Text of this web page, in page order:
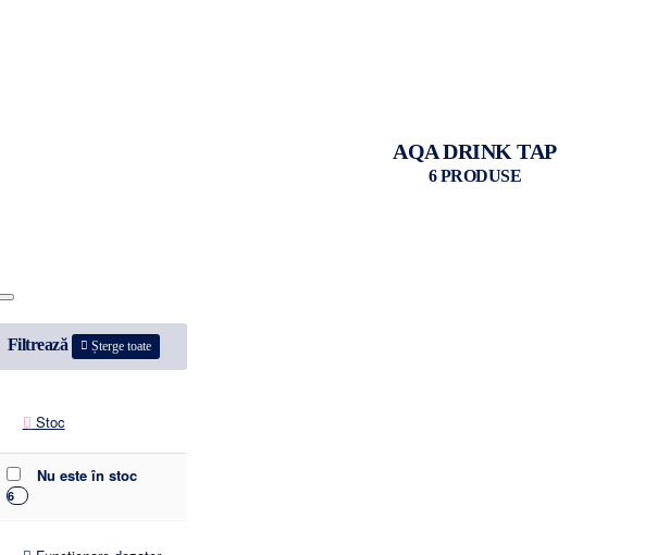
AQA DRINK TAP
6 PRODUSE
Filtrează Șterge toate
Stoc
Nu este în stoc
6